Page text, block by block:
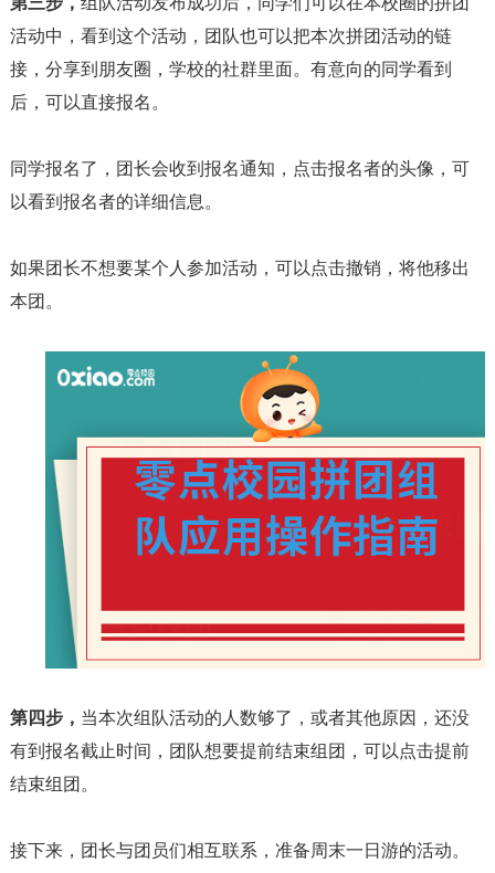
活动中，看到这个活动，团队也可以把本次拼团活动的链
接，分享到朋友圈，学校的社群里面。有意向的同学看到
后，可以直接报名。
同学报名了，团长会收到报名通知，点击报名者的头像，可
以看到报名者的详细信息。
如果团长不想要某个人参加活动，可以点击撤销，将他移出
本团。
第四步， 当本次组队活动的人数够了，或者其他原因，还没
有到报名截止时间，团队想要提前结束组团，可以点击提前
结束组团。
接下来，团长与团员们相互联系，准备周末一日游的活动。